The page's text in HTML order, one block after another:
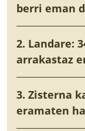
berri eman
2. Landare:
arrakastaz
3. Zisterna
eramaten